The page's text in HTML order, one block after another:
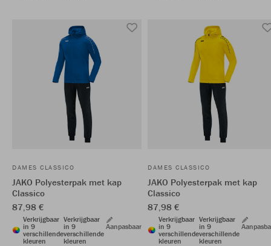
DAMES CLASSICO
JAKO Polyesterpak met kap
Classico
87,98 €
Verkrijgbaar
in 9
verschillende
kleuren
Verkrijgbaar
in 9
verschillende
kleuren
Aanpasbaar
DAMES CLASSICO
JAKO Polyesterpak met kap
Classico
87,98 €
Verkrijgbaar
in 9
verschillende
kleuren
Verkrijgbaar
in 9
verschillende
kleuren